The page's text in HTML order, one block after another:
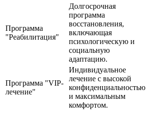
Программа
"Реабилитация"
Долгосрочная
программа
восстановления,
включающая
психологическую и
социальную
адаптацию.
Программа "VIP-
лечение"
Индивидуальное
лечение с высокой
конфиденциальностью
и максимальным
комфортом.